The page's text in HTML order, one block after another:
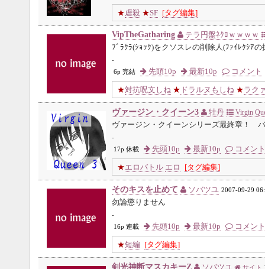
★ 虐殺 ★SF [タグ編集]
VipTheGatharing
テラ円盤ﾈｸﾛｗｗｗｗ
ﾌﾞﾗｸﾗ(ｼｮｯｸ)をクソスレの削除人(ﾌｧｲﾚｸｼｱ
-
6p 完結
先頭10p 最新10p コメント
★対抗呪文しね ★ ドラルヌもしね ★ラク
ヴァージン・クイーン3 牡丹
Virgin
ヴァージン・クイーンシリーズ最終章！
-
17p 休載
先頭10p 最新10p コメント
★ エロバトル エロ [タグ編集]
そのキスを止めて ソバツユ 2007-09-29
勿論懲りません
-
16p 連載
先頭10p 最新10p コメント
★短編 [タグ編集]
剣光神断マスカキーZ ソバツユ サイト